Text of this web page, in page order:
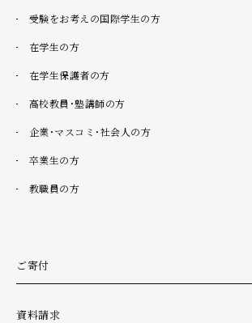
受験をお考えの国際学生の方
在学生の方
在学生保護者の方
高校教員・塾講師の方
企業・マスコミ・社会人の方
卒業生の方
教職員の方
ご寄付
外部リンク
資料請求